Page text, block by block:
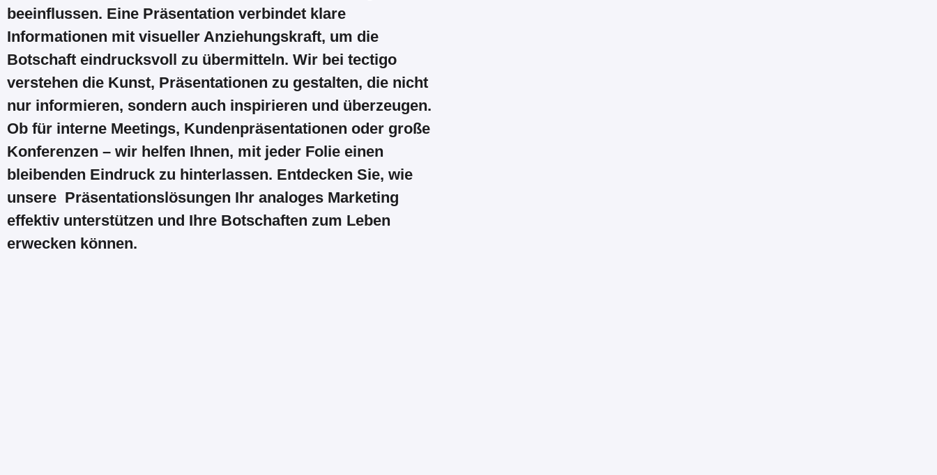
beeinflussen. Eine Präsentation verbindet klare
Informationen mit visueller Anziehungskraft, um die
Botschaft eindrucksvoll zu übermitteln. Wir bei tectigo
verstehen die Kunst, Präsentationen zu gestalten, die nicht
nur informieren, sondern auch inspirieren und überzeugen.
Ob für interne Meetings, Kundenpräsentationen oder große
Konferenzen – wir helfen Ihnen, mit jeder Folie einen
bleibenden Eindruck zu hinterlassen. Entdecken Sie, wie
unsere Präsentationslösungen Ihr analoges Marketing
effektiv unterstützen und Ihre Botschaften zum Leben
erwecken können.